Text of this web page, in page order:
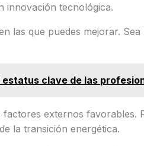
innovación tecnológica.
las que puedes mejorar.
estatus clave de las
factores externos favorables.
la transición energética.